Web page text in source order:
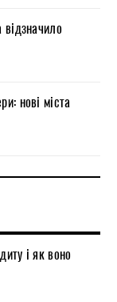
відзначило
нові міста
і як воно